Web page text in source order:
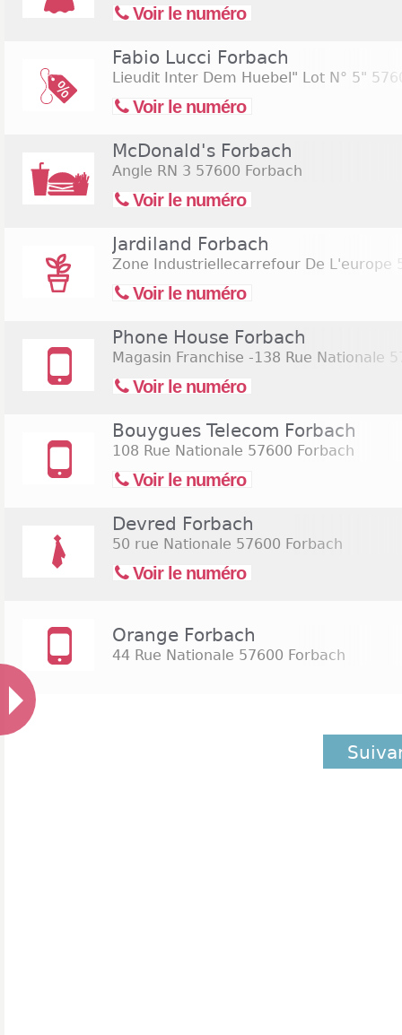
Voir le numéro
Fabio Lucci Forbach
Lieudit Inter Dem Huebel" Lot N° 5"
Voir le numéro
McDonald's Forbach
Angle RN 3 57600 Forbach
Voir le numéro
Jardiland Forbach
Zone Industriellecarrefour De L'europe
Voir le numéro
Phone House Forbach
Magasin Franchise -138 Rue Nationale
Voir le numéro
Bouygues Telecom Forbach
108 Rue Nationale 57600 Forbach
Voir le numéro
Devred Forbach
50 rue Nationale 57600 Forbach
Voir le numéro
Orange Forbach
44 Rue Nationale 57600 Forbach